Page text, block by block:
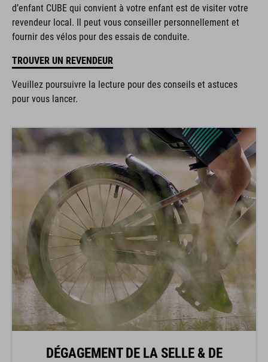
d’enfant CUBE qui convient à votre enfant est de visiter votre
revendeur local. Il peut vous conseiller personnellement et
fournir des vélos pour des essais de conduite.
TROUVER UN REVENDEUR
Veuillez poursuivre la lecture pour des conseils et astuces
pour vous lancer.
DÉGAGEMENT DE LA SELLE & DE